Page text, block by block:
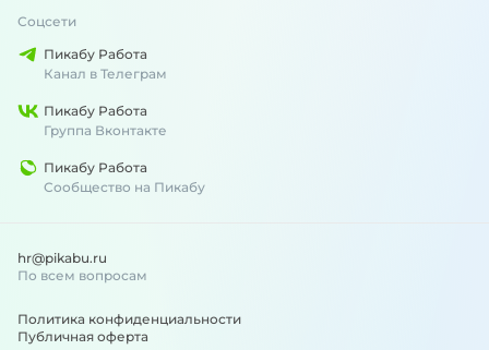
Соцсети
Пикабу Работа
Канал в Телеграм
Пикабу Работа
Группа Вконтакте
Пикабу Работа
Сообщество на Пикабу
hr@pikabu.ru
По всем вопросам
Политика конфиденциальности
Публичная оферта